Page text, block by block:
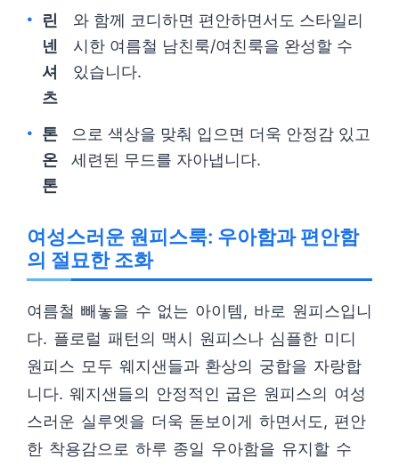
린
넨
셔
츠
와 함께 코디하면 편안하면서도 스타일리
시한 여름철 남친룩/여친룩을 완성할 수
있습니다.
톤
온
톤
으로 색상을 맞춰 입으면 더욱 안정감 있고
세련된 무드를 자아냅니다.
여성스러운 원피스룩: 우아함과 편안함
의 절묘한 조화
여름철 빼놓을 수 없는 아이템, 바로 원피스입니
다. 플로럴 패턴의 맥시 원피스나 심플한 미디
원피스 모두 웨지샌들과 환상의 궁합을 자랑합
니다. 웨지샌들의 안정적인 굽은 원피스의 여성
스러운 실루엣을 더욱 돋보이게 하면서도, 편안
한 착용감으로 하루 종일 우아함을 유지할 수